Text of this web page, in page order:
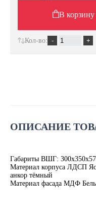
ОПИСАНИЕ
Габариты ВШГ:
Материал корпуса ЛДСП
анкор тёмный
Материал фасада МДФ
В корзину
Кол-во: